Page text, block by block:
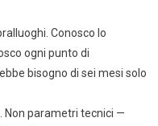
Conosco lo
ogni punto di
bisogno di sei mesi solo
Non parametri tecnici —